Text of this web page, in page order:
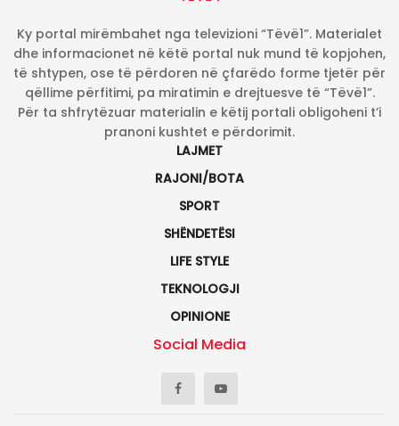
Ky portal mirëmbahet nga televizioni “Tëvë1”. Materialet
dhe informacionet në këtë portal nuk mund të kopjohen,
të shtypen, ose të përdoren në çfarëdo forme tjetër për
qëllime përfitimi, pa miratimin e drejtuesve të “Tëvë1”.
Për ta shfrytëzuar materialin e këtij portali obligoheni t’i
pranoni kushtet e përdorimit.
LAJMET
RAJONI/BOTA
SPORT
SHËNDETËSI
LIFE STYLE
TEKNOLOGJI
OPINIONE
Social Media